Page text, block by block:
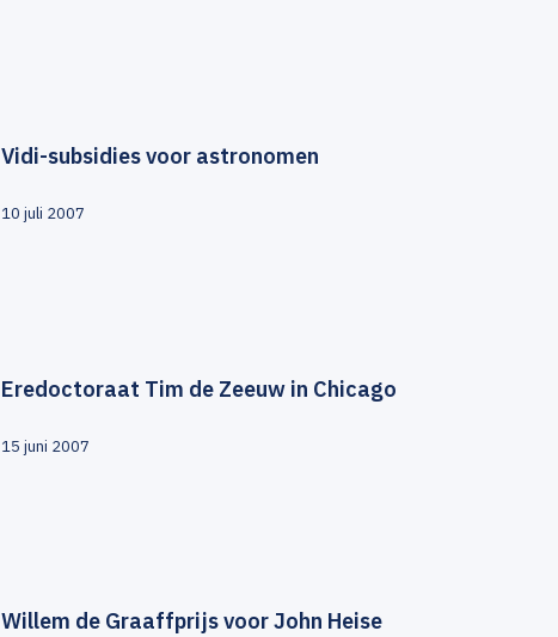
Vidi-subsidies voor astronomen
10 juli 2007
Eredoctoraat Tim de Zeeuw in Chicago
15 juni 2007
Willem de Graaffprijs voor John Heise